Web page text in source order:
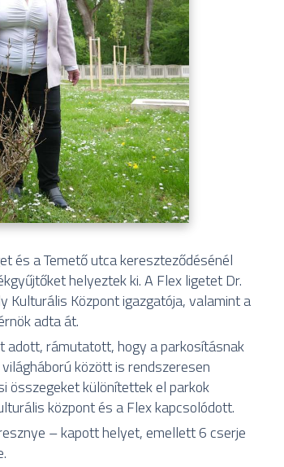
és a Temető utca kereszteződésénél
helyeztek ki. A Flex ligetet Dr.
Kulturális Központ igazgatója, valamint a
adta át.
adott, rámutatott, hogy a parkosításnak
között is rendszeresen
összegeket különítettek el parkok
központ és a Flex kapcsolódott.
– kapott helyet, emellett 6 cserje